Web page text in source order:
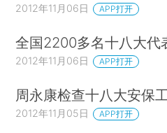
2012年11月06日 APP打开
全国2200多名十八大代
2012年11月06日 APP打开
周永康检查十八大安保
2012年11月05日 APP打开